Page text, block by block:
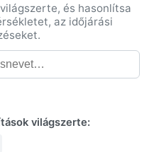
júniustól szeptemberig
ilyenkor szinte
A tél, decembertől
20–28 °C-os
még ekkor is
idején esőkabát
és hasonlítsa
az időjárási
világszerte: